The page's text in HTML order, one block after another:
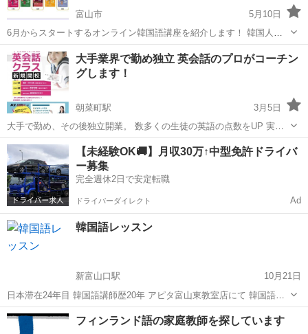
富山市
5月10日
6月からスタートするオンライン韓国語講座を紹介します！ 韓国人講
師により、テキストを使用して、週1回、1時間の授業行います。 毎日
の聞き取り、発音訓練を通して韓国語力アップ！歌やスピーチ練習も
ありますよ！...
富山 富山市 韓国語 オンライン
大手業界で勤め独立 英会話のプロがコーチン
グします！
朝菜町駅
3月5日
大手で勤め、その後独立開業。 数多くの生徒の英語の点数をUP 実績
例: (1)高校１年 英検準1合格 (2)中学３年生多数英検準2合格 英検2級挑
戦 (3)小学４年生 英検3級合格 (4)小学３年生英検4級合格 ...
富山 富山市 朝菜町駅 その他語学 コーチング
【未経験OK🚚】月収30万↑中型免許ドライバ
ー募集
完全週休2日で安定転職
ドライバーダイレクト Ad
韓国語レッスン
新富山口駅
10月21日
日本滞在24年目 韓国語講師歴20年 アピタ富山東教室店にて 韓国語レ
ッスン♪ 個人レッスン希望は連絡下さい！
富山 富山市 韓国語 レッスン
フィンランド語の家庭教師を探しています